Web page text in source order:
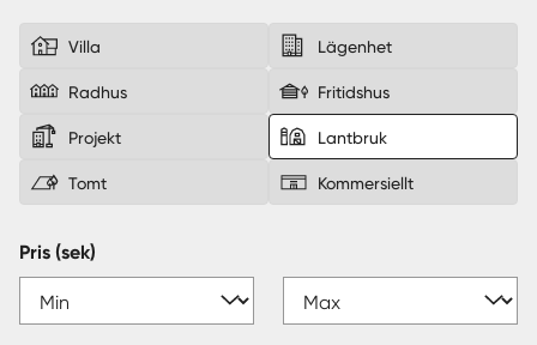
Villa Lägenhet
Radhus Fritidshus
Projekt Lantbruk
Tomt Kommersiellt
Pris (sek)